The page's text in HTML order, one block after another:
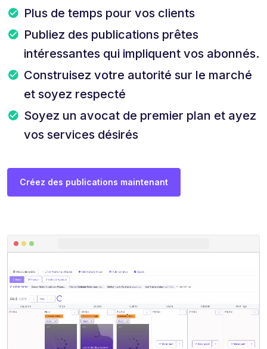
Plus de temps pour vos clients
Publiez des publications prêtes
intéressantes qui impliquent vos abonnés.
Construisez votre autorité sur le marché
et soyez respecté
Soyez un avocat de premier plan et ayez
vos services désirés
Créez des publications maintenant